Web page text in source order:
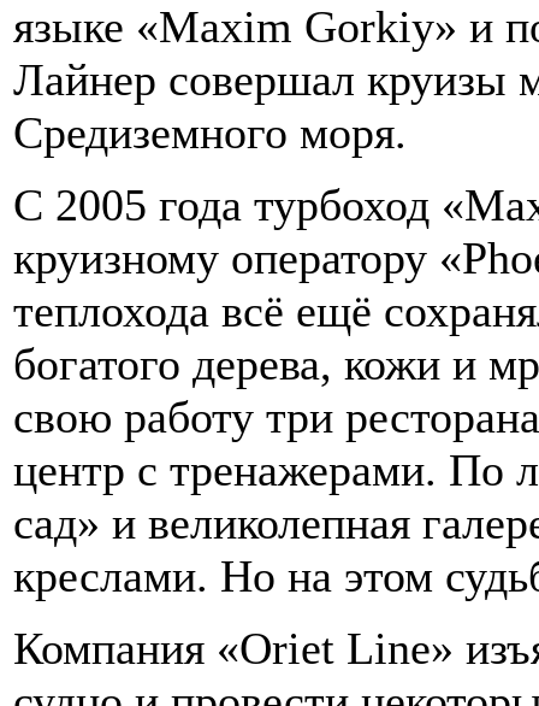
языке «Maxim Gorkiy» и
Лайнер совершал круизы
Средиземного моря.
С 2005 года турбоход
круизному оператору
теплохода всё ещё
богатого дерева, кожи и
свою работу три
центр с тренажерами. По
сад» и великолепная
креслами. Но на этом
Компания «Oriet Line»